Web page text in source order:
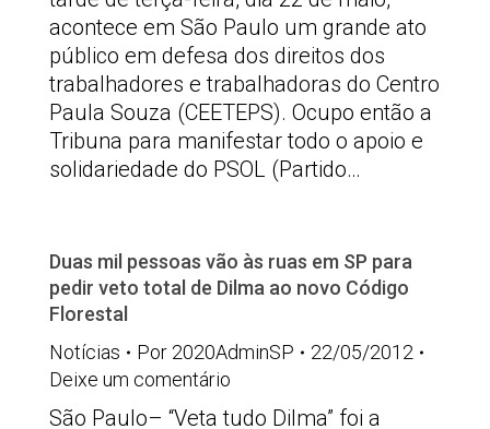
acontece em São Paulo um grande ato
público em defesa dos direitos dos
trabalhadores e trabalhadoras do Centro
Paula Souza (CEETEPS). Ocupo então a
Tribuna para manifestar todo o apoio e
solidariedade do PSOL (Partido…
Duas mil pessoas vão às ruas em SP para
pedir veto total de Dilma ao novo Código
Florestal
Notícias
Por 2020AdminSP
22/05/2012
Deixe um comentário
São Paulo– “Veta tudo Dilma” foi a